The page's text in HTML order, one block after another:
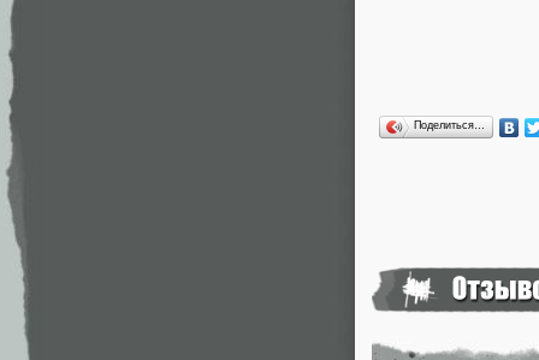
Поделиться…